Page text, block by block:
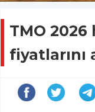
TMO
fiyatlarını